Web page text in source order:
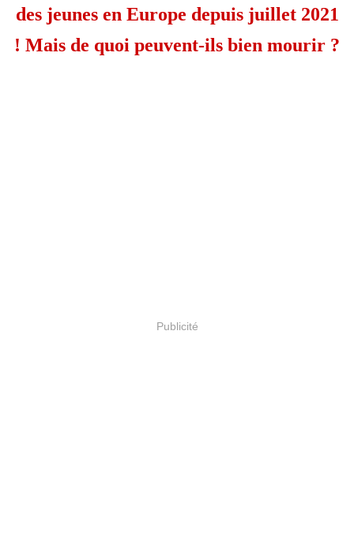
des jeunes en Europe depuis juillet 2021
! Mais de quoi peuvent-ils bien mourir ?
Publicité